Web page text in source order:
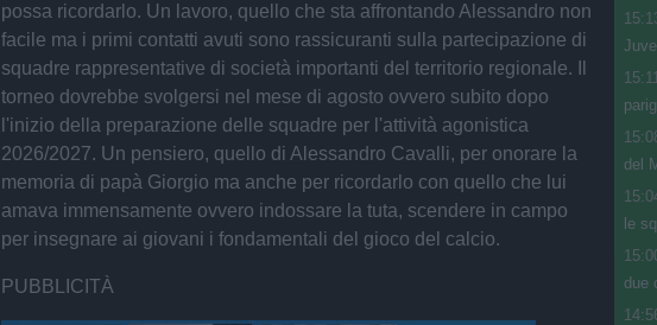
possa ricordarlo. Un lavoro, quello che sta affrontando Alessandro non
facile ma i primi contatti avuti sono rassicuranti sulla partecipazione di
squadre rappresentative di società importanti del territorio regionale. Il
torneo dovrebbe svolgersi nel mese di agosto ovvero subito dopo
l'inizio della preparazione delle squadre per l'attività agonistica
2026/2027. Un pensiero, quello di Alessandro Cavalli, per onorare la
memoria di papà Giorgio ma anche per ricordarlo con quello che lui
amava immensamente ovvero indossare la tuta, scendere in campo
per insegnare ai giovani i fondamentali del gioco del calcio.
PUBBLICITÀ
del
le
due